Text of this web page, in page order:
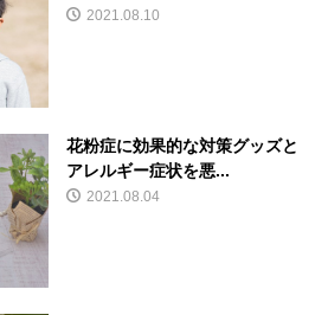
2021.08.10
花粉症に効果的な対策グッズと
アレルギー症状を悪...
2021.08.04